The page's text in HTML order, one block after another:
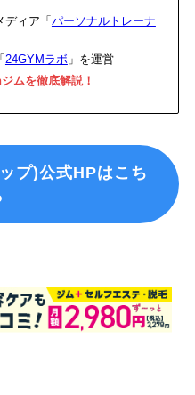
ィア「 パーソナルトレーナ
24GYMラボ」を運営
ムを徹底解説！
プ)公式HPはこち